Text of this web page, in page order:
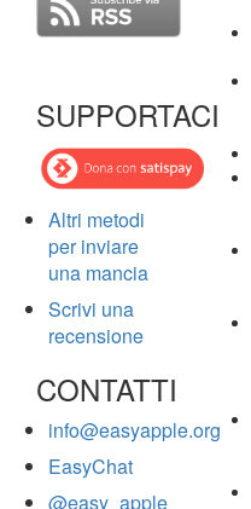
SUPPORTACI
Altri metodi
per inviare
una mancia
Scrivi una
recensione
CONTATTI
info@easyapple.org
EasyChat
@easy_apple